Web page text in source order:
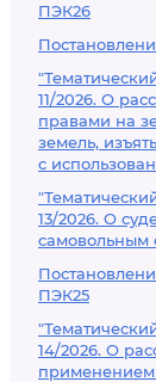
ПЭК26
11/2026. О
правами на
земель,
с
13/2026. О
самовольным
ПЭК25
14/2026. О
применением